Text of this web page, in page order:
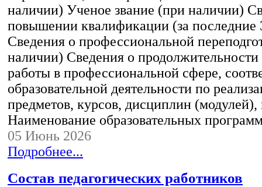
наличии) Ученое звание (при наличии)
повышении квалификации (за последние
Сведения о профессиональной
наличии) Сведения о
работы в профессиональной сфере,
образовательной деятельности по
предметов, курсов, дисциплин (модулей),
Наименование образовательных
05 Июнь 2026
Подробнее...
Состав педагогических работников